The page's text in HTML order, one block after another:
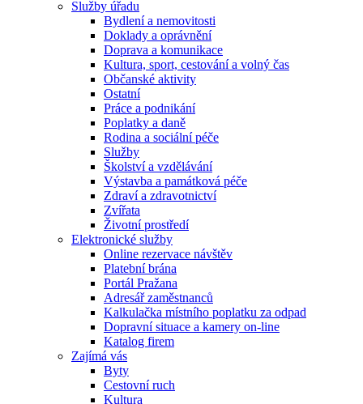
Služby úřadu
Bydlení a nemovitosti
Doklady a oprávnění
Doprava a komunikace
Kultura, sport, cestování a volný čas
Občanské aktivity
Ostatní
Práce a podnikání
Poplatky a daně
Rodina a sociální péče
Služby
Školství a vzdělávání
Výstavba a památková péče
Zdraví a zdravotnictví
Zvířata
Životní prostředí
Elektronické služby
Online rezervace návštěv
Platební brána
Portál Pražana
Adresář zaměstnanců
Kalkulačka místního poplatku za odpad
Dopravní situace a kamery on-line
Katalog firem
Zajímá vás
Byty
Cestovní ruch
Kultura